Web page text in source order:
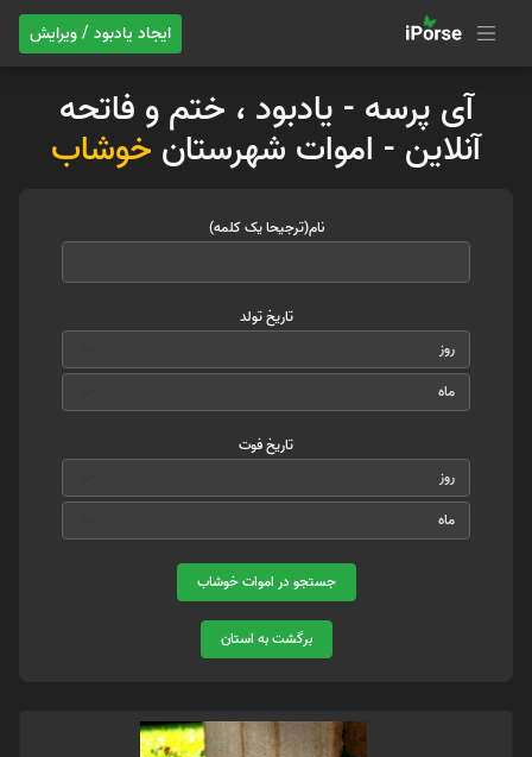
ایجاد یادبود / ویرایش
آی پرسه - یادبود ، ختم و فاتحه
آنلاین - اموات شهرستان خوشاب
نام(ترجیحا یک کلمه)
تاریخ تولد
تاریخ فوت
جستجو در اموات خوشاب
برگشت به استان